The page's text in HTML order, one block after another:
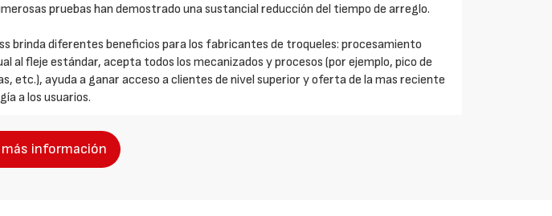
pruebas han demostrado una sustancial reducción del tiempo de arreglo.
brinda diferentes beneficios para los fabricantes de troqueles: procesamiento
al fleje estándar, acepta todos los mecanizados y procesos (por ejemplo, pico de
etc.), ayuda a ganar acceso a clientes de nivel superior y oferta de la mas reciente
a los usuarios.
información